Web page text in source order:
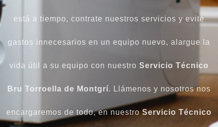
está a tiempo, contrate nuestros servicios y evite
gastos innecesarios en un equipo nuevo, alargue la
vida útil a su equipo con nuestro Servicio Técnico
Bru Torroella de Montgrí. Llámenos y nosotros nos
encargaremos de todo, en nuestroServicio Técnico